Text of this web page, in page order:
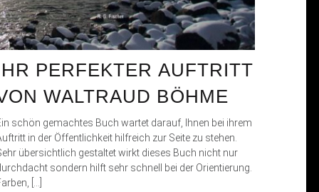
PERFEKTER AUFTRITT
WALTRAUD BÖHME
schön gemachtes Buch wartet darauf, Ihnen bei ihrem
in der Öffentlichkeit hilfreich zur Seite zu stehen.
übersichtlich gestaltet wirkt dieses Buch nicht nur
sondern hilft sehr schnell bei der Orientierung.
[…]